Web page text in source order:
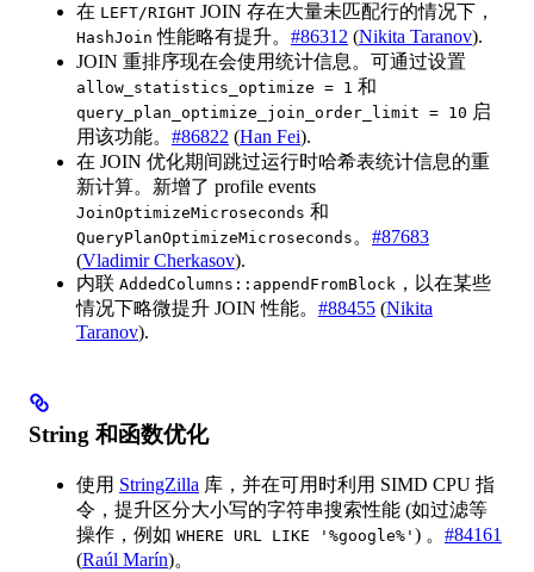
在 LEFT/RIGHT JOIN 存在大量未匹配行的情况下，
HashJoin 性能略有提升。 #86312 (Nikita Taranov).
JOIN 重排序现在会使用统计信息。可通过设置
allow_statistics_optimize = 1 和
query_plan_optimize_join_order_limit = 10 启
用该功能。 #86822 (Han Fei).
在 JOIN 优化期间跳过运行时哈希表统计信息的重
新计算。新增了 profile events
JoinOptimizeMicroseconds 和
QueryPlanOptimizeMicroseconds。 #87683
(Vladimir Cherkasov).
内联 AddedColumns::appendFromBlock ，以在某些
情况下略微提升 JOIN 性能。 #88455 (Nikita
Taranov).
String 和函数优化
使用 StringZilla 库，并在可用时利用 SIMD CPU 指
令，提升区分大小写的字符串搜索性能 (如过滤等
操作，例如 WHERE URL LIKE '%google%' ) 。 #84161
(Raúl Marín)。